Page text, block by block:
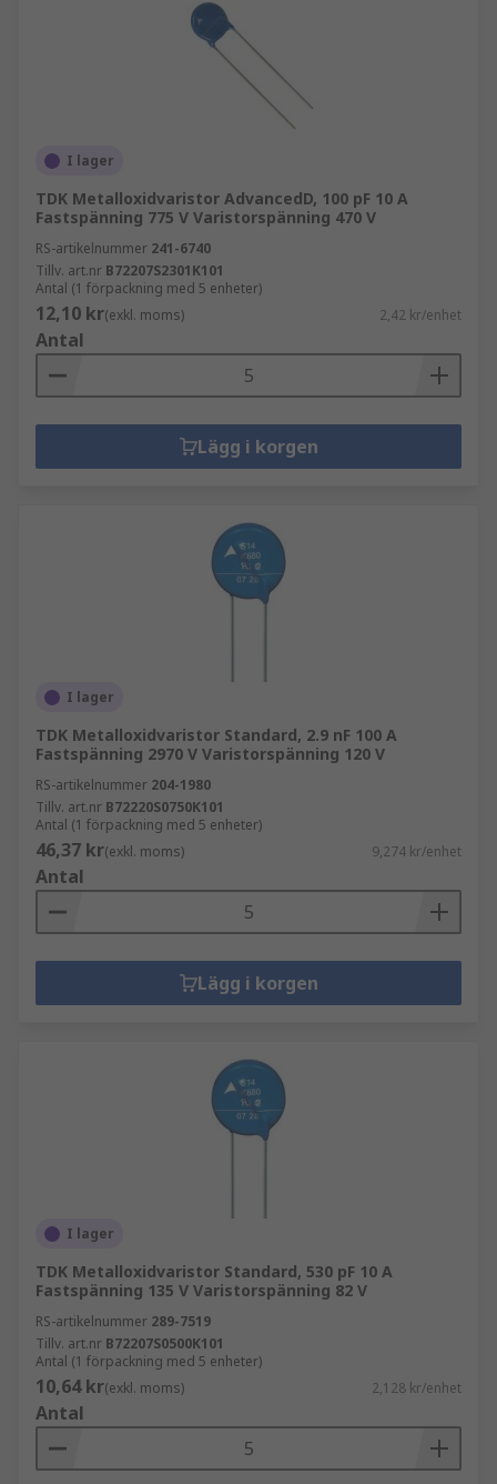
I lager
TDK Metalloxidvaristor AdvancedD, 100 pF 10 A
Fastspänning 775 V Varistorspänning 470 V
RS-artikelnummer 241-6740
Tillv. art.nr B72207S2301K101
Antal (1 förpackning med 5 enheter)
12,10 kr(exkl. moms) 2,42 kr/enhet
Antal
Lägg i korgen
I lager
TDK Metalloxidvaristor Standard, 2.9 nF 100 A
Fastspänning 2970 V Varistorspänning 120 V
RS-artikelnummer 204-1980
Tillv. art.nr B72220S0750K101
Antal (1 förpackning med 5 enheter)
46,37 kr(exkl. moms) 9,274 kr/enhet
Antal
Lägg i korgen
I lager
TDK Metalloxidvaristor Standard, 530 pF 10 A
Fastspänning 135 V Varistorspänning 82 V
RS-artikelnummer 289-7519
Tillv. art.nr B72207S0500K101
Antal (1 förpackning med 5 enheter)
10,64 kr(exkl. moms) 2,128 kr/enhet
Antal